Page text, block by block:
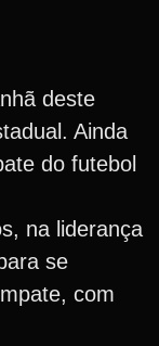
deste
Ainda
do futebol
na liderança
se
com